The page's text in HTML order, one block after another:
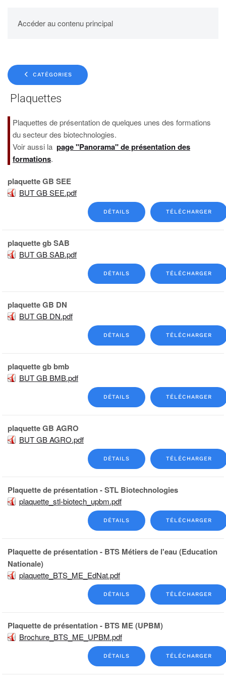
Accéder au contenu principal
UPBM
CATÉGORIES
Plaquettes
Plaquettes de présentation de quelques unes des formations
du secteur des biotechnologies.
Voir aussi la page "Panorama" de présentation des
formations.
plaquette GB SEE
BUT GB SEE.pdf
TÉLÉCHARGER
DÉTAILS
plaquette gb SAB
BUT GB SAB.pdf
TÉLÉCHARGER
DÉTAILS
plaquette GB DN
BUT GB DN.pdf
TÉLÉCHARGER
DÉTAILS
plaquette gb bmb
BUT GB BMB.pdf
TÉLÉCHARGER
DÉTAILS
plaquette GB AGRO
BUT GB AGRO.pdf
TÉLÉCHARGER
DÉTAILS
Plaquette de présentation - STL Biotechnologies
plaquette_stl-biotech_upbm.pdf
TÉLÉCHARGER
DÉTAILS
Plaquette de présentation - BTS Métiers de l'eau (Education
Nationale)
plaquette_BTS_ME_EdNat.pdf
TÉLÉCHARGER
DÉTAILS
Plaquette de présentation - BTS ME (UPBM)
Brochure_BTS_ME_UPBM.pdf
TÉLÉCHARGER
DÉTAILS